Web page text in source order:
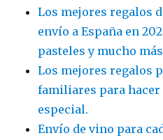
Los mejores regalos
envío a España en
pasteles y mucho
Los mejores regalos
familiares para hacer
especial.
Envío de vino para